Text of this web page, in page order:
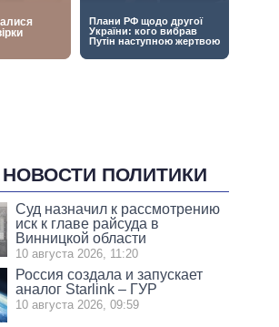
НОВОСТИ ПОЛИТИКИ
Суд назначил к рассмотрению
иск к главе райсуда в
Винницкой области
10 августа 2026, 11:20
Россия создала и запускает
аналог Starlink – ГУР
10 августа 2026, 09:59